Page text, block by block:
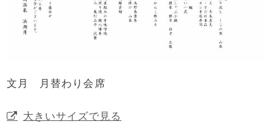
文月 月替わり会席
大きいサイズで見る